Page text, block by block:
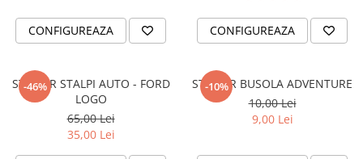
STICKERE MOTO/ATV
4X4/OFF ROAD STICKER
BABY ON BOARD
CAR AUDIO
CONFIGUREAZA CONFIGUREAZA
-46%
STICKER STALPI AUTO - FORD
LOGO
65,00 Lei
35,00 Lei
-10%
STICKER BUSOLA ADVENTURE
10,00 Lei
9,00 Lei